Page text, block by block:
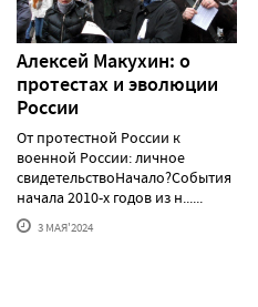
Алексей Макуxин: о
протестаx и эволюции
России
От протестной России к
военной России: личное
свидетельствоНачало?События
начала 2010-х годов из н......
3 МАЯ'2024